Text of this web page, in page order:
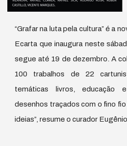
“Grafar na luta pela cultura” é a
Ecarta que inaugura neste
segue até 19 de dezembro. A
100 trabalhos de 22
temáticas livros, educação
desenhos traçados com o fino
ideias”, resume o curador